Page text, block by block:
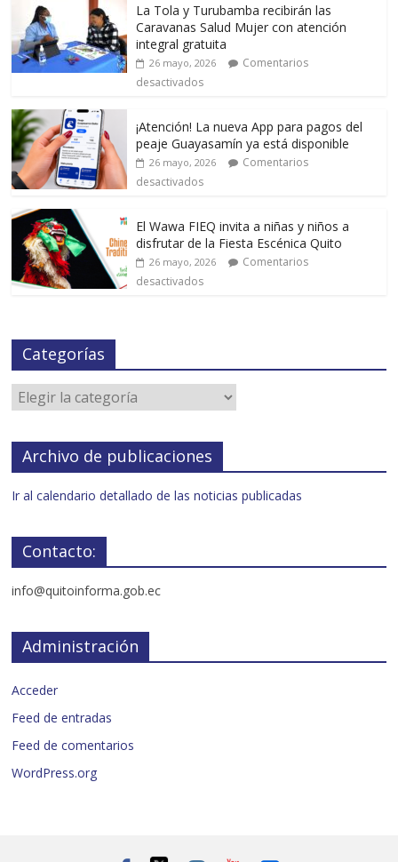
La Tola y Turubamba recibirán las
Caravanas Salud Mujer con atención
integral gratuita
26 mayo, 2026
Comentarios
desactivados
¡Atención! La nueva App para pagos del
peaje Guayasamín ya está disponible
26 mayo, 2026
Comentarios
desactivados
El Wawa FIEQ invita a niñas y niños a
disfrutar de la Fiesta Escénica Quito
26 mayo, 2026
Comentarios
desactivados
Categorías
Archivo de publicaciones
Ir al calendario detallado de las noticias publicadas
Contacto:
info@quitoinforma.gob.ec
Administración
Acceder
Feed de entradas
Feed de comentarios
WordPress.org